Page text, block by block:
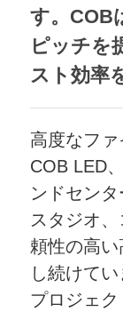
す。COB
ピッチを
スト効率
高度なファ
COB LED
ンドセンタ
スタジオ
頼性の高
し続けて
プロジェ